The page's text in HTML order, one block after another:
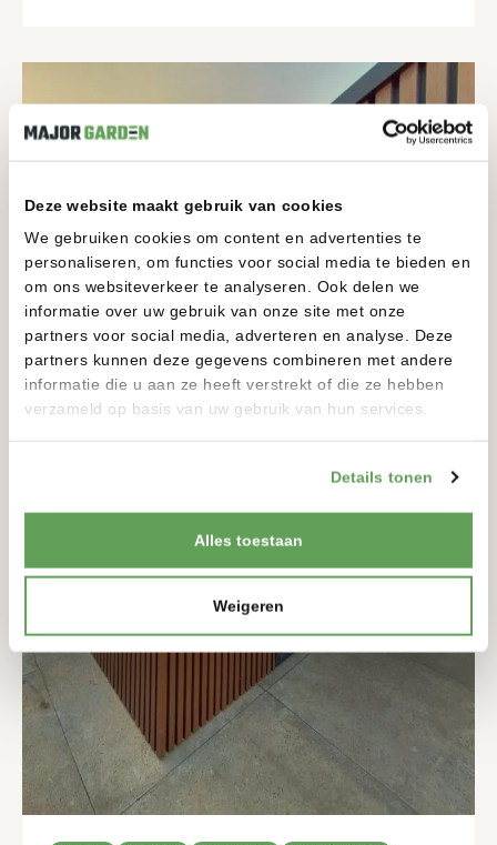
Deze website maakt gebruik van cookies
We gebruiken cookies om content en advertenties te
personaliseren, om functies voor social media te bieden en
om ons websiteverkeer te analyseren. Ook delen we
informatie over uw gebruik van onze site met onze
partners voor social media, adverteren en analyse. Deze
partners kunnen deze gegevens combineren met andere
informatie die u aan ze heeft verstrekt of die ze hebben
verzameld op basis van uw gebruik van hun services.
Details tonen
Alles toestaan
Weigeren